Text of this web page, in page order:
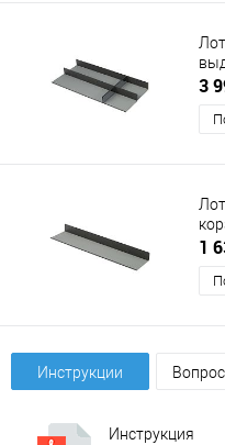
3
мм,
1
Инструкции
Инструкция